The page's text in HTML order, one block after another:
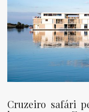
Cruzeiro safári